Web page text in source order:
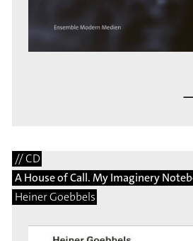
// CD
A House of Call. My Imaginery
Heiner Goebbels